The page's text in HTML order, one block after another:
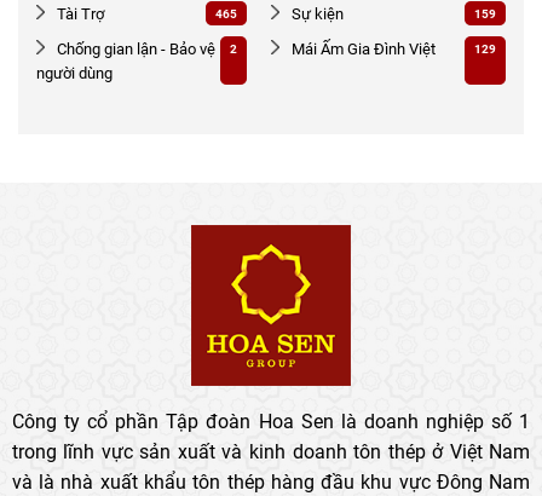
Tài Trợ 465 Sự kiện 159
Chống gian lận - Bảo vệ
người dùng
2 Mái Ấm Gia Đình Việt 129
Công ty cổ phần Tập đoàn Hoa Sen là doanh nghiệp số 1
trong lĩnh vực sản xuất và kinh doanh tôn thép ở Việt Nam
và là nhà xuất khẩu tôn thép hàng đầu khu vực Đông Nam